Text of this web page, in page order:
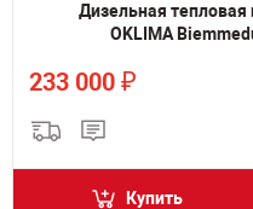
Дизельная
OKLIMA
233 000 ₽
Купить